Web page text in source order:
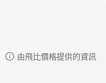
由飛比價格提供的資訊